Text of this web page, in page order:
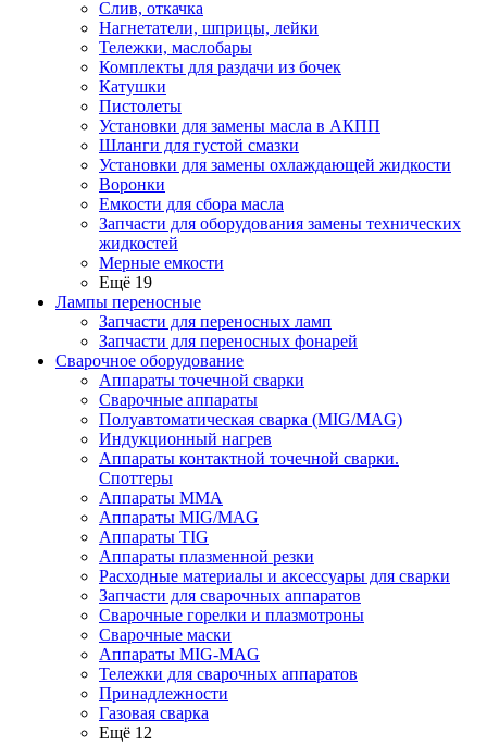
Слив, откачка
Нагнетатели, шприцы, лейки
Тележки, маслобары
Комплекты для раздачи из бочек
Катушки
Пистолеты
Установки для замены масла в АКПП
Шланги для густой смазки
Установки для замены охлаждающей жидкости
Воронки
Емкости для сбора масла
Запчасти для оборудования замены технических
жидкостей
Мерные емкости
Ещё 19
Лампы переносные
Запчасти для переносных ламп
Запчасти для переносных фонарей
Сварочное оборудование
Аппараты точечной сварки
Сварочные аппараты
Полуавтоматическая сварка (MIG/MAG)
Индукционный нагрев
Аппараты контактной точечной сварки.
Споттеры
Аппараты MMA
Аппараты MIG/MAG
Аппараты TIG
Аппараты плазменной резки
Расходные материалы и аксессуары для сварки
Запчасти для сварочных аппаратов
Сварочные горелки и плазмотроны
Сварочные маски
Аппараты MIG-MAG
Тележки для сварочных аппаратов
Принадлежности
Газовая сварка
Ещё 12